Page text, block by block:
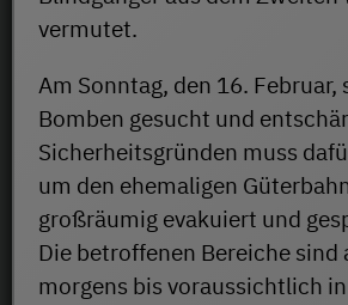
vermutet.
Am Sonntag, den 16. Februar,
Bomben gesucht und
Sicherheitsgründen muss
um den ehemaligen
großräumig evakuiert und
Die betroffenen Bereiche sind
morgens bis voraussichtlich